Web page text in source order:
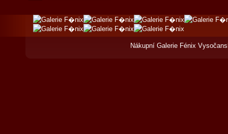
Nákupní Galerie Fénix